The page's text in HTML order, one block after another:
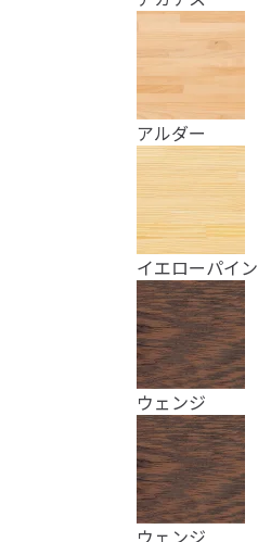
アルダー
イエローパイン
ウェンジ
ウェンジ